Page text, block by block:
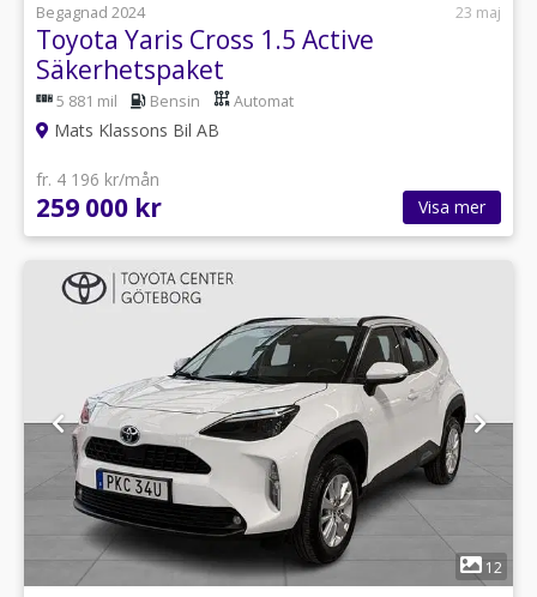
Begagnad 2024
23 maj
Toyota Yaris Cross 1.5 Active
Säkerhetspaket
5 881 mil Bensin Automat
Mats Klassons Bil AB
fr. 4 196 kr/mån
259 000 kr Visa mer
1
12